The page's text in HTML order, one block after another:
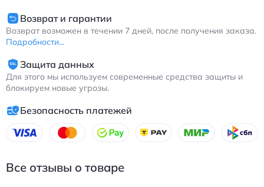
Возврат и гарантии
Возврат возможен в течении 7 дней, после получения заказа.
Подробности...
Защита данных
Для этого мы используем современные средства защиты и
блокируем новые угрозы.
Безопасность платежей
Все отзывы о товаре